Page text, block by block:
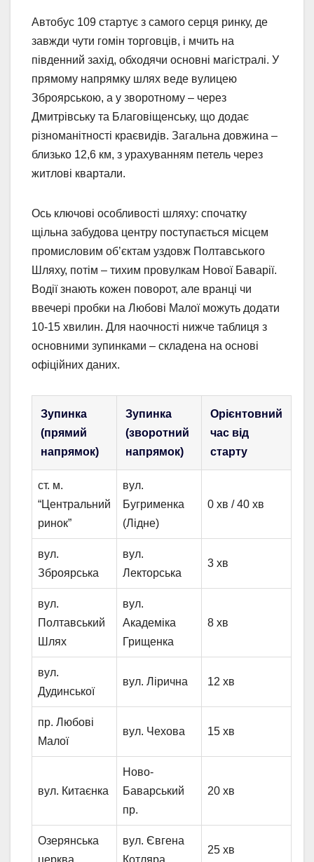
Автобус 109 стартує з самого серця ринку, де
завжди чути гомін торговців, і мчить на
південний захід, обходячи основні магістралі. У
прямому напрямку шлях веде вулицею
Зброярською, а у зворотному – через
Дмитрівську та Благовіщенську, що додає
різноманітності краєвидів. Загальна довжина –
близько 12,6 км, з урахуванням петель через
житлові квартали.
Ось ключові особливості шляху: спочатку
щільна забудова центру поступається місцем
промисловим об’єктам уздовж Полтавського
Шляху, потім – тихим провулкам Нової Баварії.
Водії знають кожен поворот, але вранці чи
ввечері пробки на Любові Малої можуть додати
10-15 хвилин. Для наочності нижче таблиця з
основними зупинками – складена на основі
офіційних даних.
Зупинка
(прямий
напрямок)
Зупинка
(зворотний
напрямок)
Орієнтовний
час від
старту
ст. м.
“Центральний
ринок”
вул.
Бугрименка
(Лідне)
0 хв / 40 хв
вул.
Зброярська
вул.
Лекторська
3 хв
вул.
Полтавський
Шлях
вул.
Академіка
Грищенка
8 хв
вул.
Дудинської
вул. Лірична 12 хв
пр. Любові
Малої
вул. Чехова 15 хв
вул. Китаєнка
Ново-
Баварський
пр.
20 хв
Озерянська
церква
вул. Євгена
Котляра
25 хв